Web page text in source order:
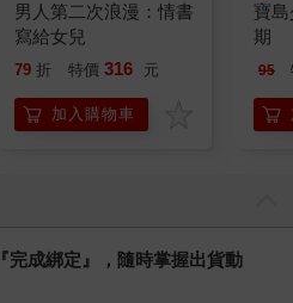
男人第二次浪漫：情書
寫給女兒
79 折 特價 316 元
加入購物車
寶
期
95
完成綁定』，隨時掌握出貨動